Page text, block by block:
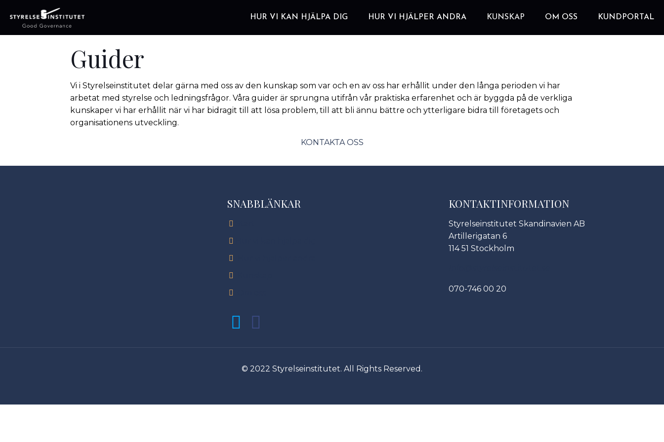
HUR VI KAN HJÄLPA DIG HUR VI HJÄLPER ANDRA KUNSKAP OM OSS KUNDPORTAL
Guider
Vi i Styrelseinstitutet delar gärna med oss av den kunskap som var och en av oss har erhållit under den långa perioden vi har
arbetat med styrelse och ledningsfrågor. Våra guider är sprungna utifrån vår praktiska erfarenhet och är byggda på de verkliga
kunskaper vi har erhållit när vi har bidragit till att lösa problem, till att bli ännu bättre och ytterligare bidra till företagets och
organisationens utveckling.
KONTAKTA OSS
SNABBLÄNKAR KONTAKTINFORMATION
Styrelseinstitutet Skandinavien AB
Artillerigatan 6
114 51 Stockholm
070-746 00 20
© 2022 Styrelseinstitutet. All Rights Reserved.